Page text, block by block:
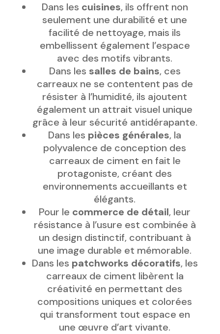
Dans les cuisines, ils offrent non
seulement une durabilité et une
facilité de nettoyage, mais ils
embellissent également l’espace
avec des motifs vibrants.
Dans les salles de bains, ces
carreaux ne se contentent pas de
résister à l’humidité, ils ajoutent
également un attrait visuel unique
grâce à leur sécurité antidérapante.
Dans les pièces générales, la
polyvalence de conception des
carreaux de ciment en fait le
protagoniste, créant des
environnements accueillants et
élégants.
Pour le commerce de détail, leur
résistance à l’usure est combinée à
un design distinctif, contribuant à
une image durable et mémorable.
Dans les patchworks décoratifs, les
carreaux de ciment libèrent la
créativité en permettant des
compositions uniques et colorées
qui transforment tout espace en
une œuvre d’art vivante.